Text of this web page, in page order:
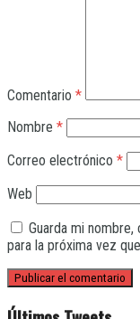
Comentario *
Nombre *
Correo electrónico *
Web
Guarda mi
para la próxima vez